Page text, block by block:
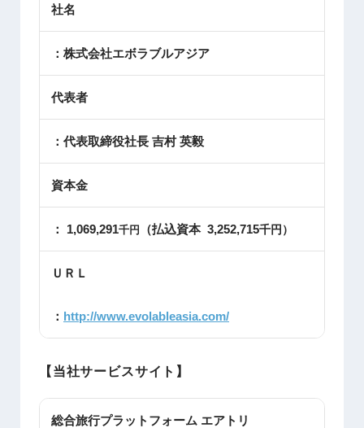
社名
：株式会社エボラブルアジア
代表者
：代表取締役社長 吉村 英毅
資本金
： 1,069,291千円 （払込資本 3,252,715千円）
ＵＲＬ
： http://www.evolableasia.com/
【当社サービスサイト】
総合旅行プラットフォーム エアトリ